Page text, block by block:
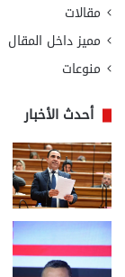
مقالات
مميز داخل المقال
منوعات
أحدث الأخبار